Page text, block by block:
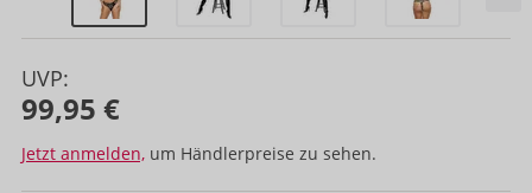
UVP:
99,95 €
Jetzt anmelden, um Händlerpreise zu sehen.